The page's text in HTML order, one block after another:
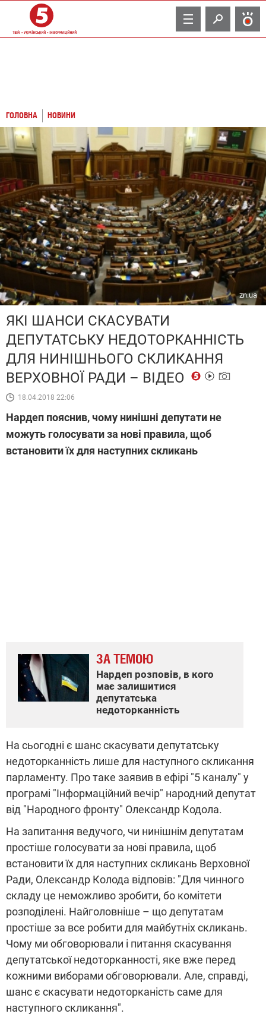
TV
ГОЛОВНА НОВИНИ
zn.ua
ЯКІ ШАНСИ СКАСУВАТИ
ДЕПУТАТСЬКУ НЕДОТОРКАННІСТЬ
ДЛЯ НИНІШНЬОГО СКЛИКАННЯ
ВЕРХОВНОЇ РАДИ – ВІДЕО
18.04.2018 22:06
Нардеп пояснив, чому нинішні депутати не
можуть голосувати за нові правила, щоб
встановити їх для наступних скликань
ЗА ТЕМОЮ
Нардеп розповів, в кого
має залишитися
депутатська
недоторканність
На сьогодні є шанс скасувати депутатську
недоторканність лише для наступного скликання
парламенту. Про таке заявив в ефірі "5 каналу" у
програмі "Інформаційний вечір" народний депутат
від "Народного фронту" Олександр Кодола.
На запитання ведучого, чи нинішнім депутатам
простіше голосувати за нові правила, щоб
встановити їх для наступних скликань Верховної
Ради, Олександр Колода відповів: "Для чинного
складу це неможливо зробити, бо комітети
розподілені. Найголовніше – що депутатам
простіше за все робити для майбутніх скликань.
Чому ми обговорювали і питання скасування
депутатської недоторканності, яке вже перед
кожними виборами обговорювали. Але, справді,
шанс є скасувати недоторканість саме для
наступного скликання".